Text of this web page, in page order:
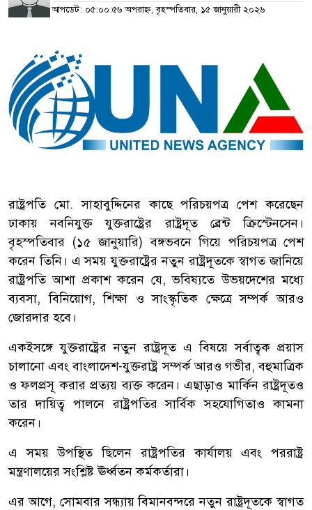
আপডেট: ০৫:০০:৫৬ অপরাহ্ন, বৃহস্পতিবার, ১৫ জানুয়ারী ২০২৬
রাষ্ট্রপতি মো. সাহাবুদ্দিনের কাছে পরিচয়পত্র পেশ করেছেন
ঢাকায় নবনিযুক্ত যুক্তরাষ্ট্রের রাষ্ট্রদূত ব্রেন্ট ক্রিস্টেনসেন।
বৃহস্পতিবার (১৫ জানুয়ারি) বঙ্গভবনে গিয়ে পরিচয়পত্র পেশ
করেন তিনি। এ সময় যুক্তরাষ্ট্রের নতুন রাষ্ট্রদূতকে স্বাগত জানিয়ে
রাষ্ট্রপতি আশা প্রকাশ করেন যে, ভবিষ্যতে উভয়দেশের মধ্যে
ব্যবসা, বিনিয়োগ, শিক্ষা ও সাংস্কৃতিক ক্ষেত্রে সম্পর্ক আরও
জোরদার হবে।
একইসঙ্গে যুক্তরাষ্ট্রের নতুন রাষ্ট্রদূত এ বিষয়ে সর্বাত্বক প্রয়াস
চালানো এবং বাংলাদেশ-যুক্তরাষ্ট্র সম্পর্ক আরও গভীর, বহুমাত্রিক
ও ফলপ্রসূ করার প্রত্যয় ব্যক্ত করেন। এছাড়াও মার্কিন রাষ্ট্রদূতও
তার দায়িত্ব পালনে রাষ্ট্রপতির সার্বিক সহযোগিতাও কামনা
করেন।
এ সময় উপস্থিত ছিলেন রাষ্ট্রপতির কার্যালয় এবং পররাষ্ট্র
মন্ত্রণালয়ের সংশ্লিষ্ট ঊর্ধ্বতন কর্মকর্তারা।
এর আগে, সোমবার সন্ধ্যায় বিমানবন্দ‌রে নতুন রাষ্ট্রদূত‌কে স্বাগত